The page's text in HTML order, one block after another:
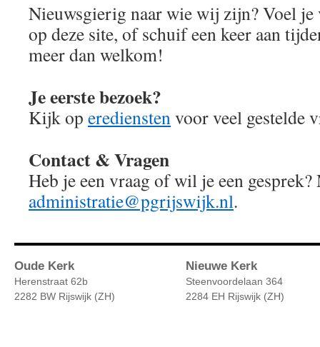
Nieuwsgierig naar wie wij zijn? Voel
op deze site, of schuif een keer aan
meer dan welkom!
Je eerste bezoek?
Kijk op eredienstenvoor veel gestelde
Contact & Vragen
Heb je een vraag of wil je een
administratie@pgrijswijk.nl.
Oude Kerk
Herenstraat 62b
2282 BW Rijswijk (ZH)
Nieuwe Kerk
Steenvoordelaan 364
2284 EH Rijswijk (ZH)